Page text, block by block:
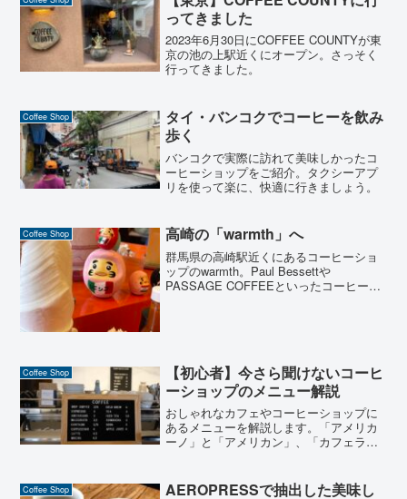
ってきました
2023年6月30日にCOFFEE COUNTYが東
京の池の上駅近くにオープン。さっそく
行ってきました。
Coffee Shop
タイ・バンコクでコーヒーを飲み
歩く
バンコクで実際に訪れて美味しかったコ
ーヒーショップをご紹介。タクシーアプ
リを使って楽に、快適に行きましょう。
Coffee Shop 高崎の「warmth」へ
群馬県の高崎駅近くにあるコーヒーショ
ップのwarmth。Paul Bessettや
PASSAGE COFFEEといったコーヒーシ
Coffee Shop
【初心者】今さら聞けないコーヒ
ーショップのメニュー解説
おしゃれなカフェやコーヒーショップに
あるメニューを解説します。「アメリカ
ーノ」と「アメリカン」、「カフェラ
ックコーヒーで特徴を知ればよりコーヒ
Coffee Shop
AEROPRESSで抽出した美味し